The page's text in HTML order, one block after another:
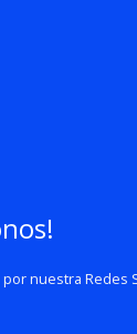
nuestra Redes